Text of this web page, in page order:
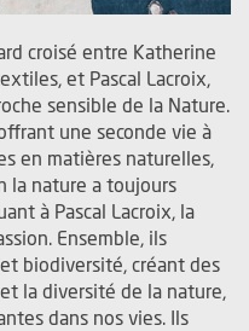
croisé entre Katherine
et Pascal Lacroix,
sensible de la Nature.
une seconde vie à
en matières naturelles,
la nature a toujours
à Pascal Lacroix, la
Ensemble, ils
biodiversité, créant des
la diversité de la nature,
dans nos vies. Ils